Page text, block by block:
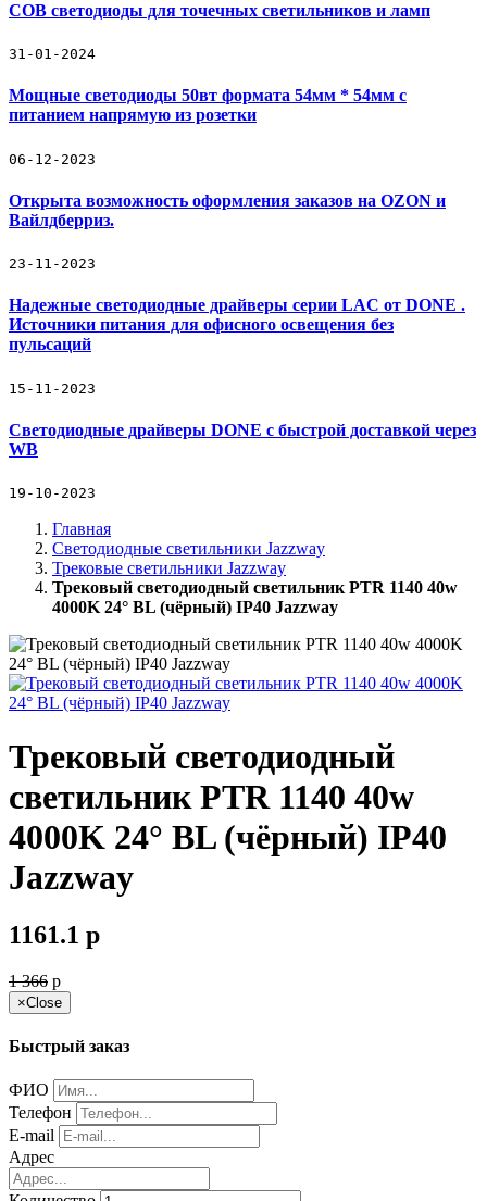
COB светодиоды для точечных светильников и ламп
31-01-2024
Мощные светодиоды 50вт формата 54мм * 54мм с
питанием напрямую из розетки
06-12-2023
Открыта возможность оформления заказов на OZON и
Вайлдберриз.
23-11-2023
Надежные светодиодные драйверы серии LAC от DONE .
Источники питания для офисного освещения без
пульсаций
15-11-2023
Светодиодные драйверы DONE с быстрой доставкой через
WB
19-10-2023
Главная
Светодиодные светильники Jazzway
Трековые светильники Jazzway
Трековый светодиодный светильник PTR 1140 40w
4000K 24° BL (чёрный) IP40 Jazzway
Трековый светодиодный
светильник PTR 1140 40w
4000K 24° BL (чёрный) IP40
Jazzway
1161.1 p
1 366 p
×Close
Быстрый заказ
ФИО
Телефон
E-mail
Адрес